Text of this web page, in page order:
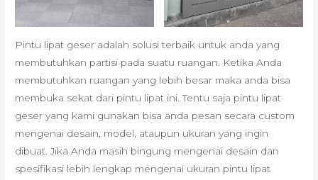
Pintu lipat geser adalah solusi terbaik untuk anda yang
membutuhkan partisi pada suatu ruangan. Ketika Anda
membutuhkan ruangan yang lebih besar maka anda bisa
membuka sekat dari pintu lipat ini. Tentu saja pintu lipat
geser yang kami gunakan bisa anda pesan secara custom
mengenai desain, model, ataupun ukuran yang ingin
dibuat. Jika Anda masih bingung mengenai desain dan
spesifikasi lebih lengkap mengenai ukuran pintu lipat